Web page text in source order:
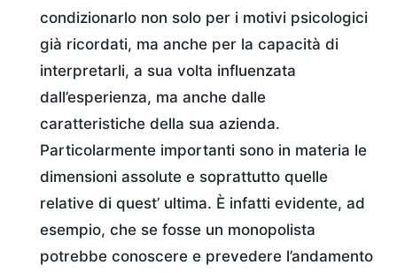
condizionarlo non solo per i motivi psicologici
già ricordati, ma anche per la capacità di
interpretarli, a sua volta influenzata
dall’esperienza, ma anche dalle
caratteristiche della sua azienda.
Particolarmente importanti sono in materia le
dimensioni assolute e soprattutto quelle
relative di quest’ ultima. È infatti evidente, ad
esempio, che se fosse un monopolista
potrebbe conoscere e prevedere l’andamento